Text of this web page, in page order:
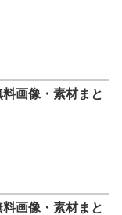
画像・素材まと
画像・素材まと